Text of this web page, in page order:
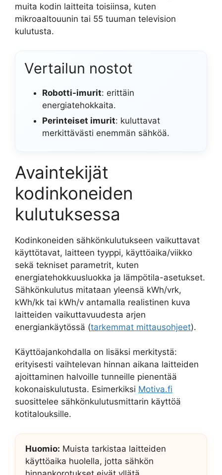
muita kodin laitteita toisiinsa, kuten
mikroaaltouunin tai 55 tuuman television
kulutusta.
Vertailun nostot
Robotti-imurit: erittäin
energiatehokkaita.
Perinteiset imurit: kuluttavat
merkittävästi enemmän sähköä.
Avaintekijät
kodinkoneiden
kulutuksessa
Kodinkoneiden sähkönkulutukseen vaikuttavat
käyttötavat, laitteen tyyppi, käyttöaika/viikko
sekä tekniset parametrit, kuten
energiatehokkuusluokka ja lämpötila-asetukset.
Sähkönkulutus mitataan yleensä kWh/vrk,
kWh/kk tai kWh/v antamalla realistinen kuva
laitteiden vaikuttavuudesta arjen
energiankäytössä (tarkemmat mittausohjeet).
Käyttöajankohdalla on lisäksi merkitystä:
erityisesti vaihtelevan hinnan aikana laitteiden
ajoittaminen halvoille tunneille pienentää
kokonaiskulutusta. Esimerkiksi Motiva.fi
suosittelee sähkönkulutusmittarin käyttöä
kotitalouksille.
Huomio: Muista tarkistaa laitteiden
käyttöaika huolella, jotta sähkön